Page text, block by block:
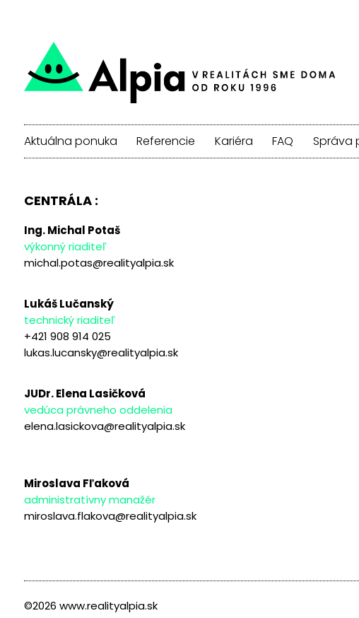
Aktuálna ponuka Referencie Kariéra FAQ Správa
CENTRÁLA :
Ing. Michal Potaš
výkonný riaditeľ
michal.potas@realityalpia.sk
Lukáš Lučanský
technický riaditeľ
+421 908 914 025
lukas.lucansky@realityalpia.sk
JUDr. Elena Lasičková
vedúca právneho oddelenia
elena.lasickova@realityalpia.sk
Miroslava Fľaková
administratívny manažér
miroslava.flakova@realityalpia.sk
©2026 www.realityalpia.sk